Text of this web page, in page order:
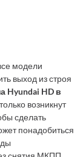
модели
выход из строя
Hyundai HD в
возникнут
сделать
понадобиться